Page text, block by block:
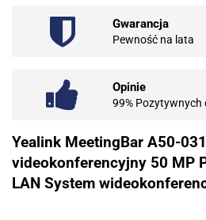
Gwarancja
Pewność na lata
Opinie
99% Pozytywnych
Yealink MeetingBar A50-
videokonferencyjny 50 MP
LAN System